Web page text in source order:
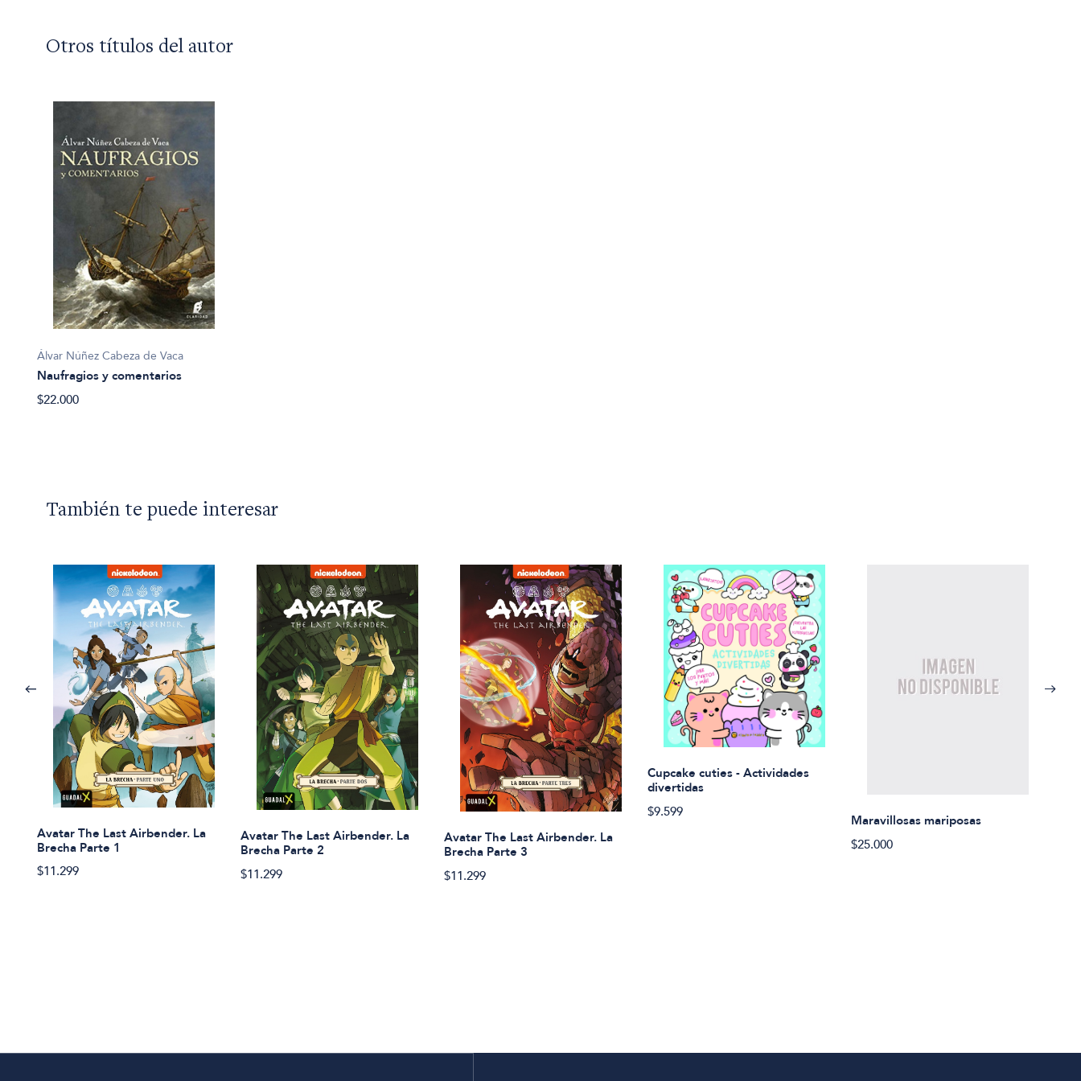
Otros títulos del autor
Álvar Núñez Cabeza de Vaca
Naufragios y comentarios
$22.000
También te puede interesar
Avatar The Last Airbender. La
Brecha Parte 1
$11.299
Avatar The Last Airbender. La
Brecha Parte 2
$11.299
Avatar The Last Airbender. La
Brecha Parte 3
$11.299
Cupcake cuties - Actividades
divertidas
$9.599
Maravillosas mariposas
$25.000